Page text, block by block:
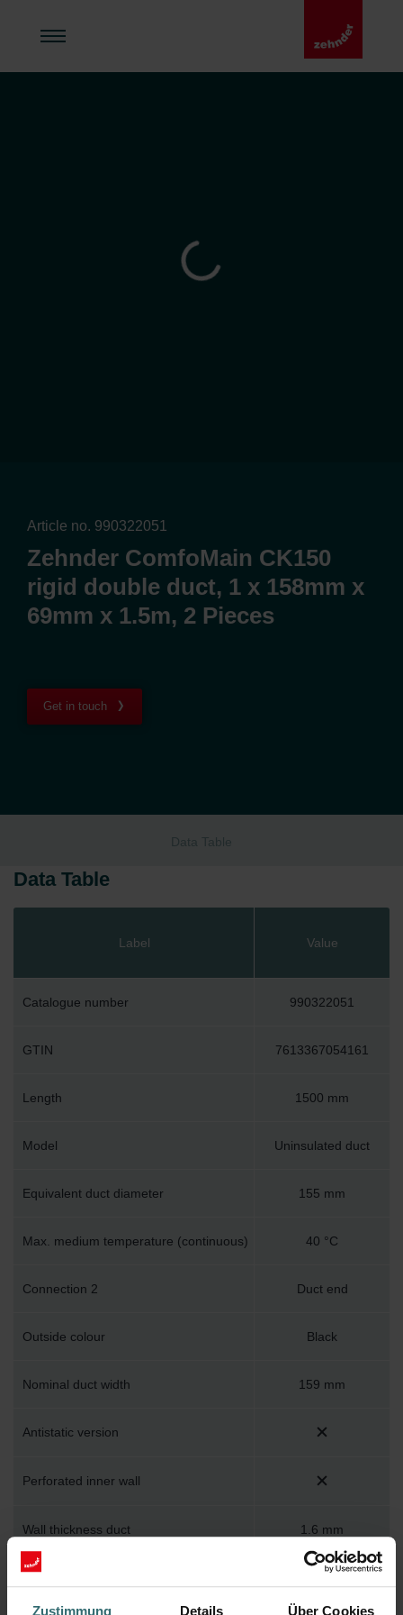
Zustimmung Details Über Cookies
Article no. 990322051
Zehnder ComfoMain CK150
rigid double duct, 1 x 158mm x
69mm x 1.5m, 2 Pieces
Get in touch
Data Table
Data Table
Label Value
Catalogue number 990322051
GTIN 7613367054161
Length 1500 mm
Model Uninsulated duct
Equivalent duct diameter 155 mm
Max. medium temperature (continuous) 40 °C
Connection 2 Duct end
Outside colour Black
Nominal duct width 159 mm
Antistatic version
Perforated inner wall
Wall thickness duct 1.6 mm
Material quality duct Other